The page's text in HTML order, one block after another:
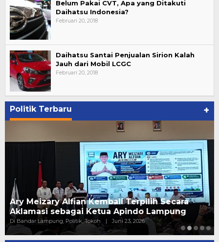
Belum Pakai CVT, Apa yang Ditakuti
Daihatsu Indonesia?
Februari 20, 2018
Daihatsu Santai Penjualan Sirion Kalah
Jauh dari Mobil LCGC
Februari 20, 2018
Politik Terbaru +
Pelantikan Relawan PAN Bandar Lampung, ini
kata Putri Zulhas
Di ADV, Politik | Juni 20, 2026